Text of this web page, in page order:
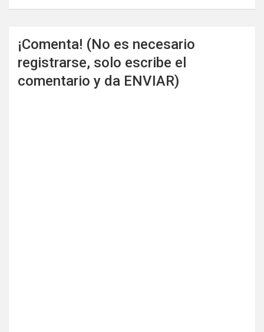
¡Comenta! (No es necesario
registrarse, solo escribe el
comentario y da ENVIAR)